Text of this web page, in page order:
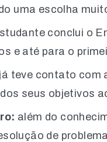
uma escolha
conclui o
e até para o
teve contato com
seus objetivos
além do
de